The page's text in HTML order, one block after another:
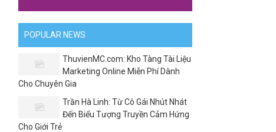
POPULAR NEWS
ThuvienMC.com: Kho Tàng Tài Liệu
Marketing Online Miễn Phí Dành
Cho Chuyên Gia
Trần Hà Linh: Từ Cô Gái Nhút Nhát
Đến Biểu Tượng Truyền Cảm Hứng
Cho Giới Trẻ